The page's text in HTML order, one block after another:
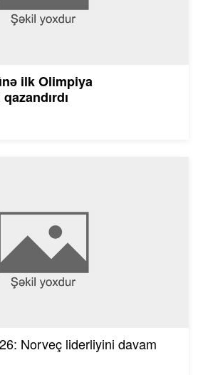
ilk Olimpiya
Norveç liderliyini davam